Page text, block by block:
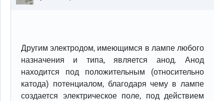
Другим электродом, имеющимся в лампе любого
назначения и типа, является анод. Анод
находится под положительным (относительно
катода) потенциалом, благодаря чему в лампе
создается электрическое поле, под действием